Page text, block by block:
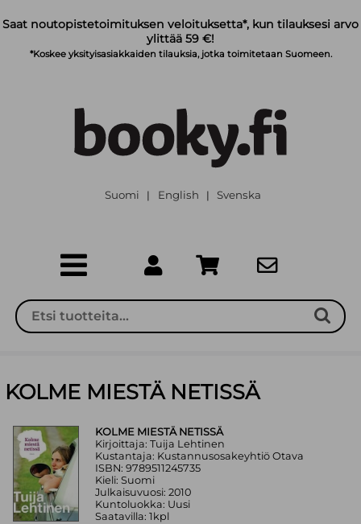
Saat noutopistetoimituksen veloituksetta*, kun tilauksesi arvo
ylittää 59 €!
*Koskee yksityisasiakkaiden tilauksia, jotka toimitetaan Suomeen.
Suomi | English | Svenska
KOLME MIESTÄ NETISSÄ
KOLME MIESTÄ NETISSÄ
Kirjoittaja: Tuija Lehtinen
Kustantaja: Kustannusosakeyhtiö Otava
ISBN: 9789511245735
Kieli: Suomi
Julkaisuvuosi: 2010
Kuntoluokka: Uusi
Saatavilla: 1kpl